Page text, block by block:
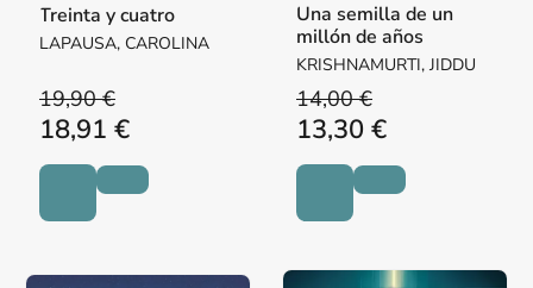
Treinta y cuatro
LAPAUSA, CAROLINA
19,90 €
18,91 €
Una semilla de un
millón de años
KRISHNAMURTI, JIDDU
14,00 €
13,30 €